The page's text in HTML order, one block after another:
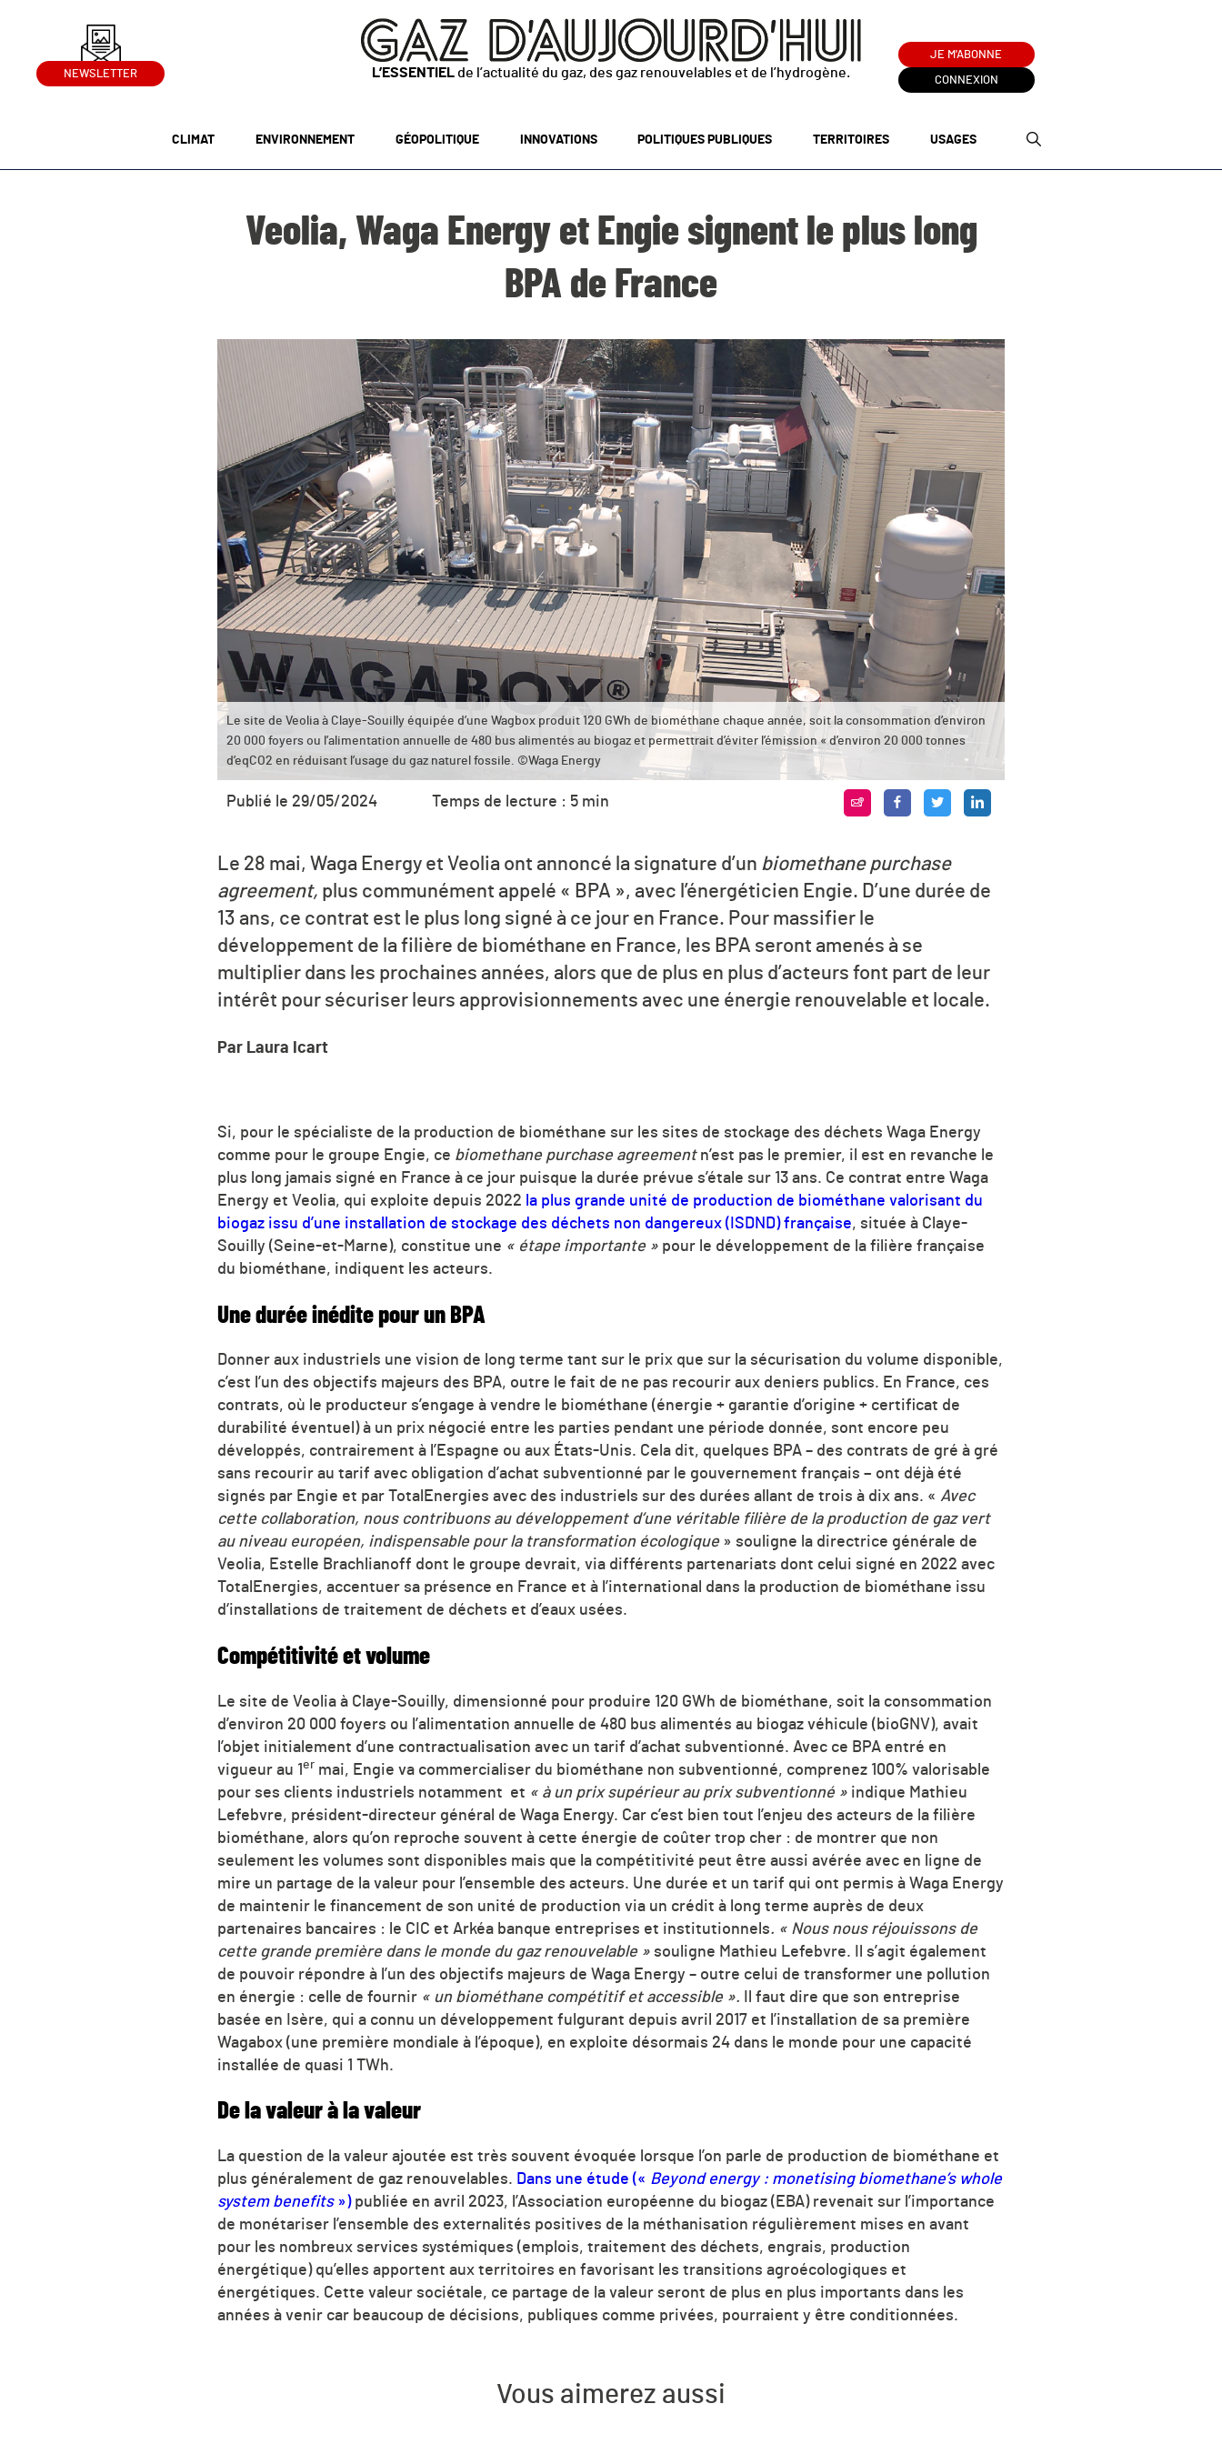
NEWSLETTER L’ESSENTIEL de l’actualité du gaz, des gaz renouvelables et de l’hydrogène.
JE M'ABONNE
CONNEXION
CLIMAT ENVIRONNEMENT GÉOPOLITIQUE INNOVATIONS POLITIQUES PUBLIQUES TERRITOIRES USAGES
Veolia, Waga Energy et Engie signent le plus long
BPA de France
Le site de Veolia à Claye-Souilly équipée d’une Wagbox produit 120 GWh de biométhane chaque année, soit la consommation d’environ
20 000 foyers ou l’alimentation annuelle de 480 bus alimentés au biogaz et permettrait d’éviter l’émission « d’environ 20 000 tonnes
d’eqCO2 en réduisant l’usage du gaz naturel fossile. ©Waga Energy
Publié le 29/05/2024 Temps de lecture : 5 min
Le 28 mai, Waga Energy et Veolia ont annoncé la signature d’un biomethane purchase
agreement, plus communément appelé « BPA », avec l’énergéticien Engie. D’une durée de
13 ans, ce contrat est le plus long signé à ce jour en France. Pour massifier le
développement de la filière de biométhane en France, les BPA seront amenés à se
multiplier dans les prochaines années, alors que de plus en plus d’acteurs font part de leur
intérêt pour sécuriser leurs approvisionnements avec une énergie renouvelable et locale.
Par Laura Icart
Si, pour le spécialiste de la production de biométhane sur les sites de stockage des déchets Waga Energy
comme pour le groupe Engie, ce biomethane purchase agreementn’est pas le premier, il est en revanche le
plus long jamais signé en France à ce jour puisque la durée prévue s’étale sur 13 ans. Ce contrat entre Waga
Energy et Veolia, qui exploite depuis 2022 la plus grande unité de production de biométhane valorisant du
biogaz issu d’une installation de stockage des déchets non dangereux (ISDND) française, située à Claye-
Souilly (Seine-et-Marne), constitue une « étape importante » pour le développement de la filière française
du biométhane, indiquent les acteurs.
Une durée inédite pour un BPA
Donner aux industriels une vision de long terme tant sur le prix que sur la sécurisation du volume disponible,
c’est l’un des objectifs majeurs des BPA, outre le fait de ne pas recourir aux deniers publics. En France, ces
contrats, où le producteur s’engage à vendre le biométhane (énergie + garantie d’origine + certificat de
durabilité éventuel) à un prix négocié entre les parties pendant une période donnée, sont encore peu
développés, contrairement à l’Espagne ou aux États-Unis. Cela dit, quelques BPA – des contrats de gré à gré
sans recourir au tarif avec obligation d’achat subventionné par le gouvernement français – ont déjà été
signés par Engie et par TotalEnergies avec des industriels sur des durées allant de trois à dix ans. « Avec
cette collaboration, nous contribuons au développement d’une véritable filière de la production de gaz vert
au niveau européen, indispensable pour la transformation écologique » souligne la directrice générale de
Veolia, Estelle Brachlianoff dont le groupe devrait, via différents partenariats dont celui signé en 2022 avec
TotalEnergies, accentuer sa présence en France et à l’international dans la production de biométhane issu
d‘installations de traitement de déchets et d’eaux usées.
Compétitivité et volume
Le site de Veolia à Claye-Souilly, dimensionné pour produire 120 GWh de biométhane, soit la consommation
d’environ 20 000 foyers ou l’alimentation annuelle de 480 bus alimentés au biogaz véhicule (bioGNV), avait
l’objet initialement d’une contractualisation avec un tarif d’achat subventionné. Avec ce BPA entré en
vigueur au 1er mai, Engie va commercialiser du biométhane non subventionné, comprenez 100% valorisable
pour ses clients industriels notamment et « à un prix supérieur au prix subventionné » indique Mathieu
Lefebvre, président-directeur général de Waga Energy. Car c’est bien tout l’enjeu des acteurs de la filière
biométhane, alors qu’on reproche souvent à cette énergie de coûter trop cher : de montrer que non
seulement les volumes sont disponibles mais que la compétitivité peut être aussi avérée avec en ligne de
mire un partage de la valeur pour l’ensemble des acteurs. Une durée et un tarif qui ont permis à Waga Energy
de maintenir le financement de son unité de production via un crédit à long terme auprès de deux
partenaires bancaires : le CIC et Arkéa banque entreprises et institutionnels. « Nous nous réjouissons de
cette grande première dans le monde du gaz renouvelable » souligne Mathieu Lefebvre. Il s’agit également
de pouvoir répondre à l’un des objectifs majeurs de Waga Energy – outre celui de transformer une pollution
en énergie : celle de fournir « un biométhane compétitif et accessible ». Il faut dire que son entreprise
basée en Isère, qui a connu un développement fulgurant depuis avril 2017 et l’installation de sa première
Wagabox (une première mondiale à l’époque), en exploite désormais 24 dans le monde pour une capacité
installée de quasi 1 TWh.
De la valeur à la valeur
La question de la valeur ajoutée est très souvent évoquée lorsque l’on parle de production de biométhane et
plus généralement de gaz renouvelables. Dans une étude (« Beyond energy : monetising biomethane’s whole
system benefits») publiée en avril 2023, l’Association européenne du biogaz (EBA) revenait sur l’importance
de monétariser l’ensemble des externalités positives de la méthanisation régulièrement mises en avant
pour les nombreux services systémiques (emplois, traitement des déchets, engrais, production
énergétique) qu’elles apportent aux territoires en favorisant les transitions agroécologiques et
énergétiques. Cette valeur sociétale, ce partage de la valeur seront de plus en plus importants dans les
années à venir car beaucoup de décisions, publiques comme privées, pourraient y être conditionnées.
Vous aimerez aussi